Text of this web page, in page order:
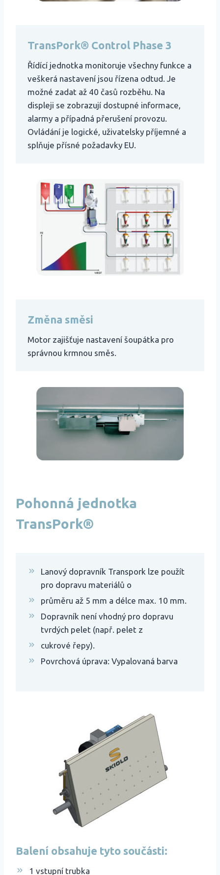
TransPork® Control Phase 3
Řídící jednotka monitoruje všechny funkce a
veškerá nastavení jsou řízena odtud. Je
možné zadat až 40 časů rozběhu. Na
displeji se zobrazují dostupné informace,
alarmy a případná přerušení provozu.
Ovládání je logické, uživatelsky příjemné a
splňuje přísné požadavky EU.
Změna směsi
Motor zajišťuje nastavení šoupátka pro
správnou krmnou směs.
Pohonná jednotka
TransPork®
Lanový dopravník Transpork lze použít
pro dopravu materiálů o
průměru až 5 mm a délce max. 10 mm.
Dopravník není vhodný pro dopravu
tvrdých pelet (např. pelet z
cukrové řepy).
Povrchová úprava: Vypalovaná barva
Balení obsahuje tyto součásti:
1 vstupní trubka